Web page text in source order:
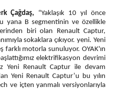
Çağdaş, “Yaklaşık 10 yıl önce
yana B segmentinin ve özellikle
biri olan Renault Captur,
sokaklara çıkıyor. yeni. Yeni
motorla sunuluyor. OYAK'ın
elektrifikasyon devrimi
Yeni Renault Captur ile devam
Yeni Renault Captur’u bu yılın
ve içten yanmalı versiyonlarıyla